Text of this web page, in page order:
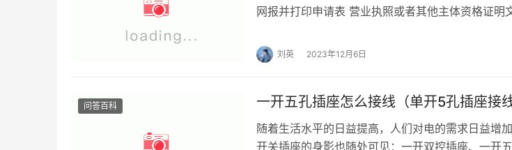
网报并打印申请表 营业执照或者其他主体资格证明
刘英 2023年12月6日
问答百科 一开五孔插座怎么接线（单开5孔插座接
随着生活水平的日益提高，人们对电的需求日益增
开关插座的身影也随处可见：一开双控插座、一开